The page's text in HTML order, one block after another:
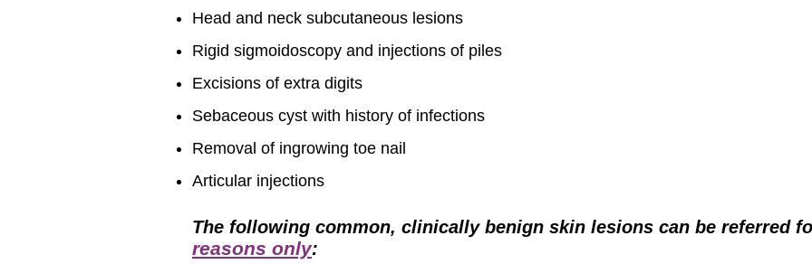
Head and neck subcutaneous lesions
Rigid sigmoidoscopy and injections of piles
Excisions of extra digits
Sebaceous cyst with history of infections
Removal of ingrowing toe nail
Articular injections
The following common, clinically benign skin lesions can be referred
reasons only: